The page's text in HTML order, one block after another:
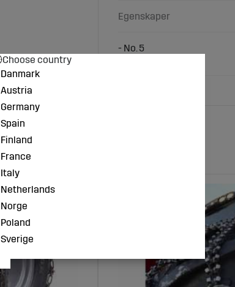
Egenskaper
- No. 5
Choose country
Danmark
Austria
Germany
Spain
Finland
France
Italy
Netherlands
Norge
Poland
Sverige